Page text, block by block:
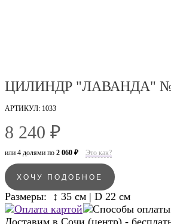
ЦИЛИНДР "ЛАВАНДА"
АРТИКУЛ: 1033
8 240 ₽
или 4 долями по 2 060 ₽ Это как?
ХОЧУ ПОДОБНОЕ
Размеры: ↕ 35 см | D 22 см